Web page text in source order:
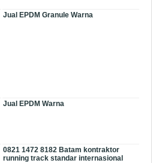
Jual EPDM Granule Warna
Jual EPDM Warna
0821 1472 8182 Batam kontraktor
running track standar internasional